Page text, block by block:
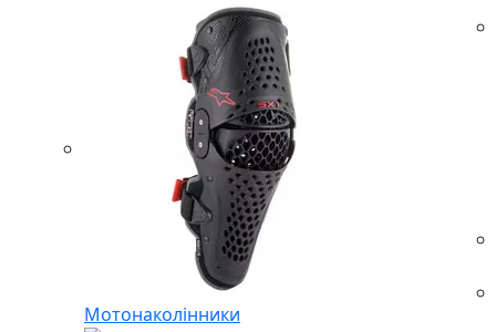
Мотонаколінники